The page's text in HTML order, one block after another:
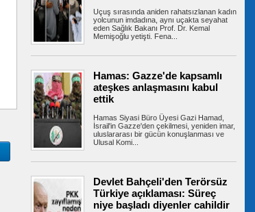
İran'dan Hürmüz açıklaması:
İran Dışişleri Bakanlığı Sözcüsü İsmail Bekayi,
İran ile Umman'ın Hürmüz...
Terörsüz Türkiye için hazırlanan
Çerçeve Yasa Teklifi'nin maddeleri belli oldu,
işte tam metni
12 maddeden oluşan tam metni ortaya çıktı.
Uçuş sırasında aniden rahatsızlanan kadın
yolcunun imdadına, aynı uçakta seyahat
eden Sağlık Bakanı Prof. Dr. Kemal
Memişoğlu yetişti. Fena...
Hamas: Gazze'de kapsamlı
ateşkes anlaşmasını kabul
ettik
Hamas Siyasi Büro Üyesi Gazi Hamad,
İsrail'in Gazze'den çekilmesi, yeniden imar,
uluslararası bir gücün konuşlanması ve
Ulusal Komi...
Devlet Bahçeli'den Terörsüz
Türkiye açıklaması: Süreç
niye başladı diyenler cahildir